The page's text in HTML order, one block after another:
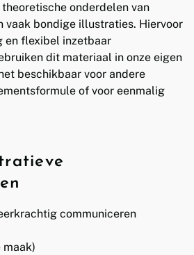
onderdelen van
vaak bondige illustraties. Hiervoor
en flexibel inzetbaar
dit materiaal in onze eigen
beschikbaar voor andere
of voor eenmalig
communiceren
maak)